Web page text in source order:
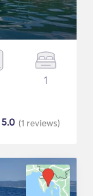
1
(1 reviews)
5.0